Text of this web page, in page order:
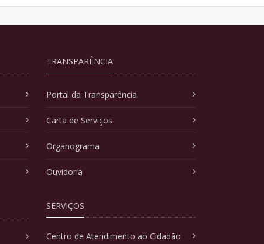
TRANSPARÊNCIA
Portal da Transparência
Carta de Serviços
Organograma
Ouvidoria
SERVIÇOS
Centro de Atendimento ao Cidadão